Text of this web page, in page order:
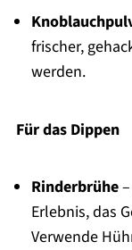
frischer,
werden.
Für das Dippen
Rinderbrühe–
Erlebnis, das
Verwende